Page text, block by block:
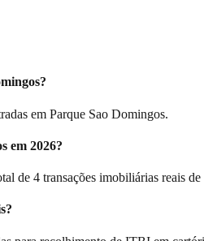
em Parque Sao Domingos.
em 2026?
de 4 transações imobiliárias reais